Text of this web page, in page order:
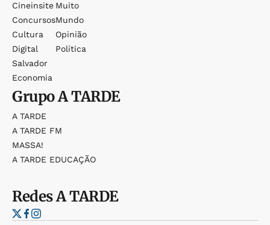
Cineinsite
Concursos
Cultura
Digital
Salvador
Economia
Muito
Mundo
Opinião
Política
GrupoA TARDE
A TARDE
A TARDE FM
MASSA!
A TARDE EDUCAÇÃO
RedesA TARDE